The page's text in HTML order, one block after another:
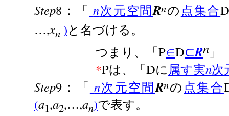
Step8 ：「 n次元空間Rnの 点集合
…,xn )と名づける。
つまり、「 P∈D⊂Rn
*Pは、「 Dに 属す実n次
Step9 ：「 n次元空間Rnの 点集合
(a1,a2,…,an)で表す。